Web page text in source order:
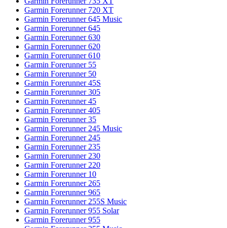
Garmin Forerunner 720 XT
Garmin Forerunner 645 Music
Garmin Forerunner 645
Garmin Forerunner 630
Garmin Forerunner 620
Garmin Forerunner 610
Garmin Forerunner 55
Garmin Forerunner 50
Garmin Forerunner 45S
Garmin Forerunner 305
Garmin Forerunner 45
Garmin Forerunner 405
Garmin Forerunner 35
Garmin Forerunner 245 Music
Garmin Forerunner 245
Garmin Forerunner 235
Garmin Forerunner 230
Garmin Forerunner 220
Garmin Forerunner 10
Garmin Forerunner 265
Garmin Forerunner 965
Garmin Forerunner 255S Music
Garmin Forerunner 955 Solar
Garmin Forerunner 955